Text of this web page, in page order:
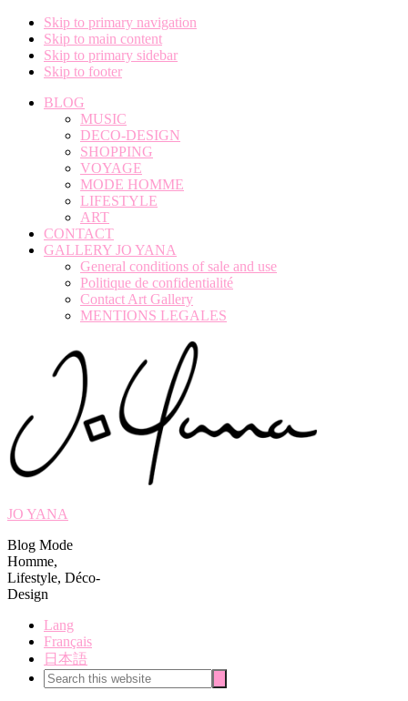
Skip to primary navigation
Skip to main content
Skip to primary sidebar
Skip to footer
BLOG
MUSIC
DECO-DESIGN
SHOPPING
VOYAGE
MODE HOMME
LIFESTYLE
ART
CONTACT
GALLERY JO YANA
General conditions of sale and use
Politique de confidentialité
Contact Art Gallery
MENTIONS LEGALES
JO YANA
Blog Mode
Homme,
Lifestyle, Déco-
Design
Lang
Français
日本語
Search
this